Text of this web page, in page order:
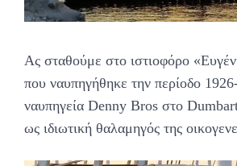
Ας σταθούμε στο ιστιοφόρο
που ναυπηγήθηκε την περίοδο
ναυπηγεία Denny Bros στο
ως ιδιωτική θαλαμηγός της